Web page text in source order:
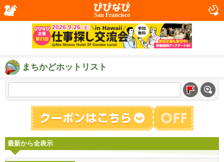
San Francisco
まちかどホットリスト
最新から全表示